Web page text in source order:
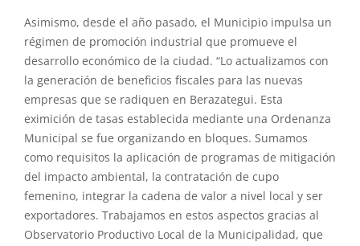
Asimismo, desde el año pasado, el Municipio impulsa un
régimen de promoción industrial que promueve el
desarrollo económico de la ciudad. “Lo actualizamos con
la generación de beneficios fiscales para las nuevas
empresas que se radiquen en Berazategui. Esta
eximición de tasas establecida mediante una Ordenanza
Municipal se fue organizando en bloques. Sumamos
como requisitos la aplicación de programas de mitigación
del impacto ambiental, la contratación de cupo
femenino, integrar la cadena de valor a nivel local y ser
exportadores. Trabajamos en estos aspectos gracias al
Observatorio Productivo Local de la Municipalidad, que